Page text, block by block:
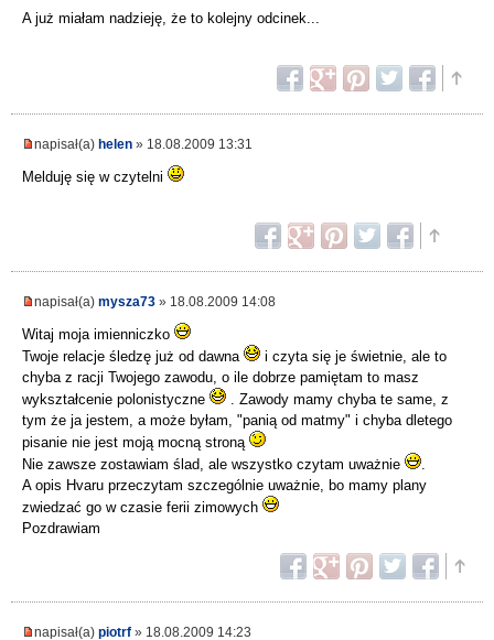
A już miałam nadzieję, że to kolejny odcinek...
napisał(a) helen » 18.08.2009 13:31
Melduję się w czytelni
napisał(a) mysza73 » 18.08.2009 14:08
Witaj moja imienniczko
Twoje relacje śledzę już od dawna
i czyta się je świetnie, ale to
chyba z racji Twojego zawodu, o ile dobrze pamiętam to masz
wykształcenie polonistyczne
. Zawody mamy chyba te same, z
tym że ja jestem, a może byłam, "panią od matmy" i chyba dletego
pisanie nie jest moją mocną stroną
Nie zawsze zostawiam ślad, ale wszystko czytam uważnie
A opis Hvaru przeczytam szczególnie uważnie, bo mamy plany
zwiedzać go w czasie ferii zimowych
Pozdrawiam
napisał(a) piotrf » 18.08.2009 14:23